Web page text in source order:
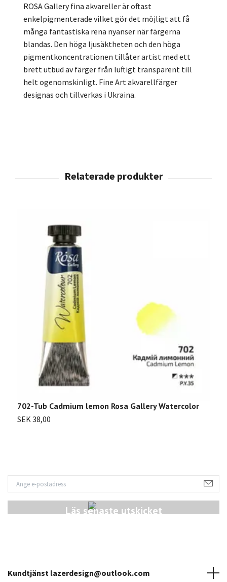
Läs senaste utskicket
ROSA Gallery fina akvareller är oftast
enkelpigmenterade vilket gör det möjligt att få
många fantastiska rena nyanser när färgerna
blandas. Den höga ljusäktheten och den höga
pigmentkoncentrationen tillåter artist med ett
brett utbud av färger från luftigt transparent till
helt ogenomskinligt. Fine Art akvarellfärger
designas och tillverkas i Ukraina.
702-Tub Cadmium lemon Rosa Gallery Watercolor
SEK 38,00
Kundtjänst lazerdesign@outlook.com